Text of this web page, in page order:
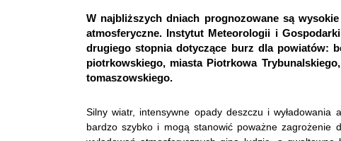
W najbliższych dniach prognozowane są
atmosferyczne. Instytut Meteorologii i
drugiego stopnia dotyczące burz dla powiatów:
piotrkowskiego, miasta Piotrkowa
tomaszowskiego.
Silny wiatr, intensywne opady deszczu i
bardzo szybko i mogą stanowić poważne zagrożenie